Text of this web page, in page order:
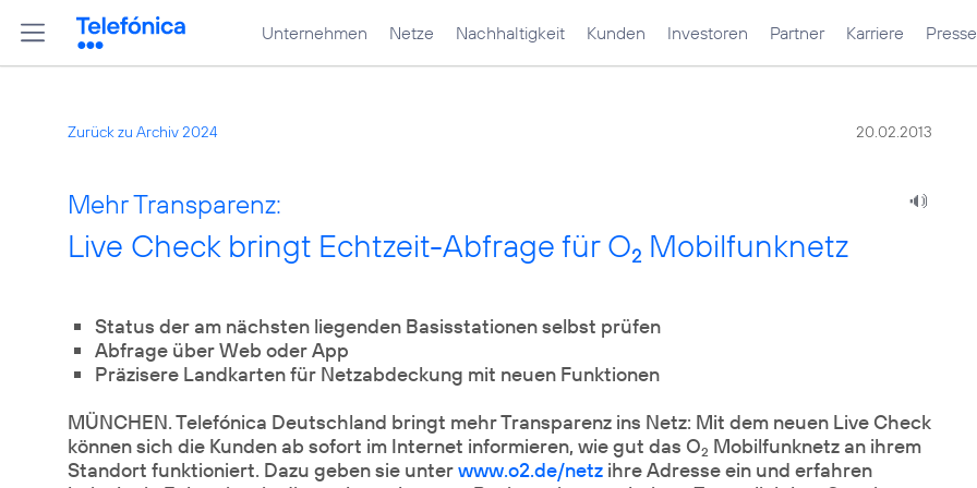
Unternehmen Netze Nachhaltigkeit Kunden Investoren Partner Karriere Presse
Zurück zu Archiv 2024 20.02.2013
Mehr Transparenz:
Live Check bringt Echtzeit-Abfrage für O2 Mobilfunknetz
Status der am nächsten liegenden Basisstationen selbst prüfen
Abfrage über Web oder App
Präzisere Landkarten für Netzabdeckung mit neuen Funktionen
MÜNCHEN. Telefónica Deutschland bringt mehr Transparenz ins Netz: Mit dem neuen Live Check
können sich die Kunden ab sofort im Internet informieren, wie gut das O2 Mobilfunknetz an ihrem
Standort funktioniert. Dazu geben sie unterwww.o2.de/netz ihre Adresse ein und erfahren